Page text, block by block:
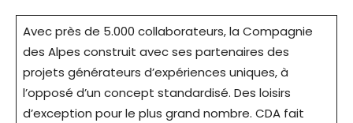
Avec près de 5.000 collaborateurs, la Compagnie
des Alpes construit avec ses partenaires des
projets générateurs d’expériences uniques, à
l’opposé d’un concept standardisé. Des loisirs
d’exception pour le plus grand nombre. CDA fait